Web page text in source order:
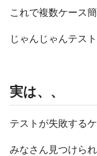
これで複数ケース
じゃんじゃんテス
実は、、
テストが失敗する
みなさん見つけら